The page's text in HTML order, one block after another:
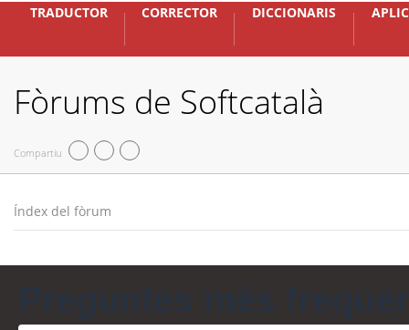
TRADUCTOR CORRECTOR DICCIONARIS
Fòrums de Softcatalà
Compartiu
Índex del fòrum